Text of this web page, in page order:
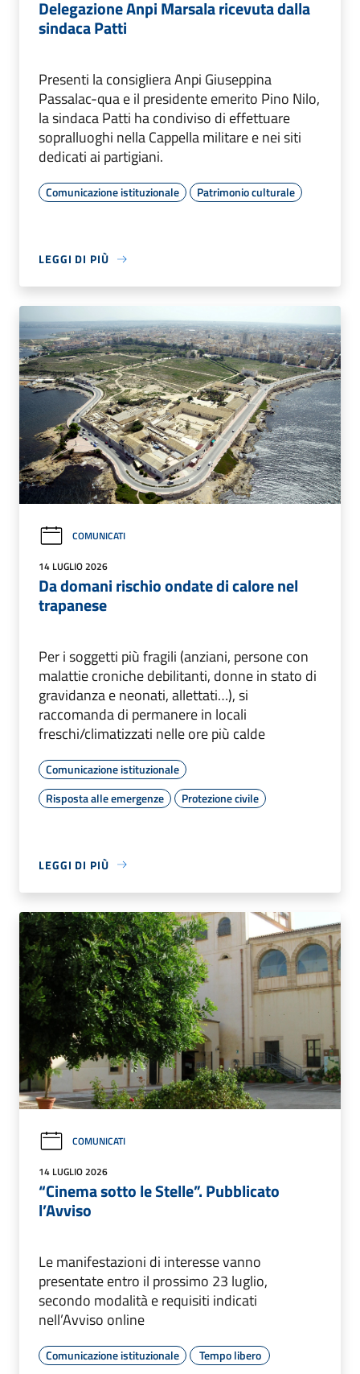
Delegazione Anpi Marsala ricevuta dalla
sindaca Patti
Presenti la consigliera Anpi Giuseppina
Passalac-qua e il presidente emerito Pino Nilo,
la sindaca Patti ha condiviso di effettuare
sopralluoghi nella Cappella militare e nei siti
dedicati ai partigiani.
Comunicazione istituzionale Patrimonio culturale
LEGGI DI PIÙ
COMUNICATI
14 LUGLIO 2026
Da domani rischio ondate di calore nel
trapanese
Per i soggetti più fragili (anziani, persone con
malattie croniche debilitanti, donne in stato di
gravidanza e neonati, allettati…), si
raccomanda di permanere in locali
freschi/climatizzati nelle ore più calde
Comunicazione istituzionale
Risposta alle emergenze
Protezione civile
LEGGI DI PIÙ
COMUNICATI
14 LUGLIO 2026
“Cinema sotto le Stelle”. Pubblicato
l’Avviso
Le manifestazioni di interesse vanno
presentate entro il prossimo 23 luglio,
secondo modalità e requisiti indicati
nell’Avviso online
Comunicazione istituzionale
Tempo libero